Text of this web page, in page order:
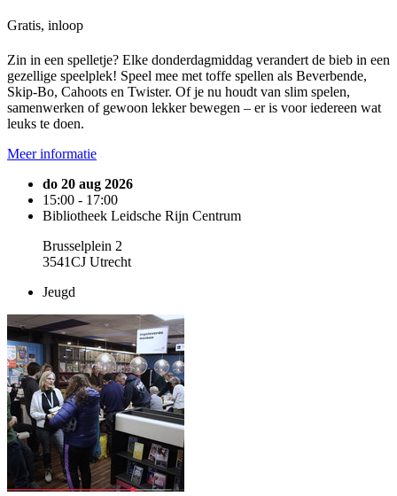
Gratis, inloop
Zin in een spelletje? Elke donderdagmiddag verandert de bieb in een
gezellige speelplek! Speel mee met toffe spellen als Beverbende,
Skip-Bo, Cahoots en Twister. Of je nu houdt van slim spelen,
samenwerken of gewoon lekker bewegen – er is voor iedereen wat
leuks te doen.
Meer informatie
do 20 aug 2026
15:00 - 17:00
Bibliotheek Leidsche Rijn Centrum
Brusselplein 2
3541CJ Utrecht
Jeugd